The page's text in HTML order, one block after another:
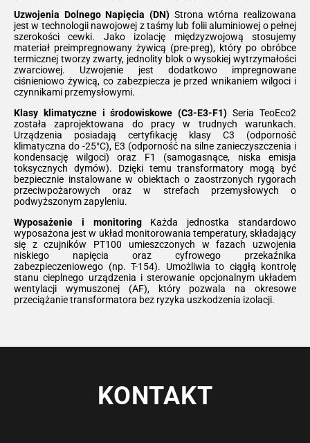
Uzwojenia Dolnego Napięcia (DN) Strona wtórna realizowana
jest w technologii nawojowej z taśmy lub folii aluminiowej o pełnej
szerokości cewki. Jako izolację międzyzwojową stosujemy
materiał preimpregnowany żywicą (pre-preg), który po obróbce
termicznej tworzy zwarty, jednolity blok o wysokiej wytrzymałości
zwarciowej. Uzwojenie jest dodatkowo impregnowane
ciśnieniowo żywicą, co zabezpiecza je przed wnikaniem wilgoci i
czynnikami przemysłowymi.
Klasy klimatyczne i środowiskowe (C3-E3-F1) Seria TeoEco2
została zaprojektowana do pracy w trudnych warunkach.
Urządzenia posiadają certyfikację klasy C3 (odporność
klimatyczna do -25°C), E3 (odporność na silne zanieczyszczenia i
kondensację wilgoci) oraz F1 (samogasnące, niska emisja
toksycznych dymów). Dzięki temu transformatory mogą być
bezpiecznie instalowane w obiektach o zaostrzonych rygorach
przeciwpożarowych oraz w strefach przemysłowych o
podwyższonym zapyleniu.
Wyposażenie i monitoringKażda jednostka standardowo
wyposażona jest w układ monitorowania temperatury, składający
się z czujników PT100 umieszczonych w fazach uzwojenia
niskiego napięcia oraz cyfrowego przekaźnika
zabezpieczeniowego (np. T-154). Umożliwia to ciągłą kontrolę
stanu cieplnego urządzenia i sterowanie opcjonalnym układem
wentylacji wymuszonej (AF), który pozwala na okresowe
przeciążanie transformatora bez ryzyka uszkodzenia izolacji.
KONTAKT